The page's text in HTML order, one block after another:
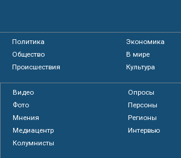
Политика
Экономика
Общество
В мире
Происшествия
Культура
Видео
Опросы
Фото
Персоны
Мнения
Регионы
Медиацентр
Интервью
Колумнисты